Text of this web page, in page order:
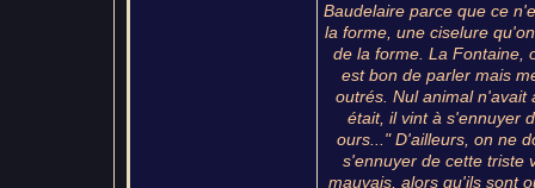
Baudelaire parce que ce
la forme, une ciselure
de la forme. La Fontaine,
est bon de parler mais
outrés. Nul animal n'avait
était, il vint à s'ennuyer
ours..." D'ailleurs, on ne
s'ennuyer de cette triste
mauvais, alors qu'ils sont